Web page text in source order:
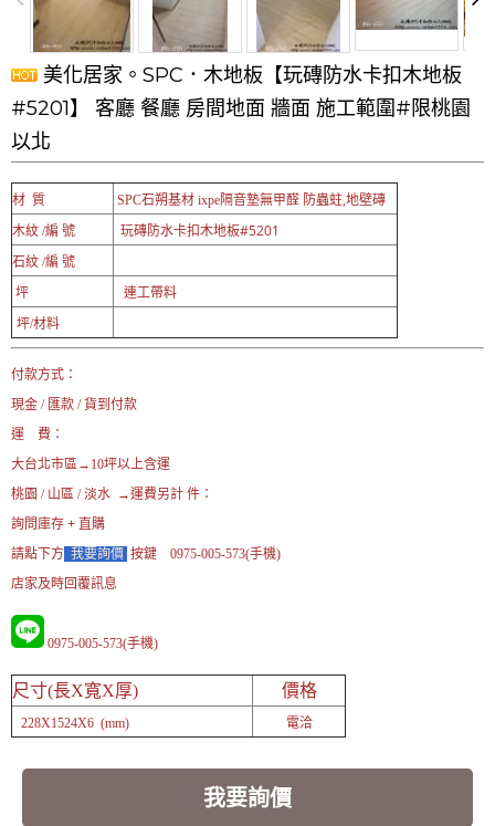
美化居家。SPC．木地板【玩磚防水卡扣木地板
#5201】 客廳 餐廳 房間地面 牆面 施工範圍#限桃園
以北
材 質 SPC石朔基材 ixpe隔音墊無甲醛 防蟲蛀,地壁磚
木紋 /編 號
玩磚防水卡扣木地板#5201
石紋 /編 號
坪
連工帶料
坪/材料
付款方式：
現金 / 匯款 / 貨到付款
運 費：
大台北市區→10坪以上含運
桃園 / 山區 / 淡水 →運費另計 件：
詢問庫存 + 直購
請點下方 我要詢價 按鍵 0975-005-573(手機)
店家及時回覆訊息
0975-005-573(手機)
尺寸(長X寬X厚) 價格
228X1524X6 (mm) 電洽
我要詢價